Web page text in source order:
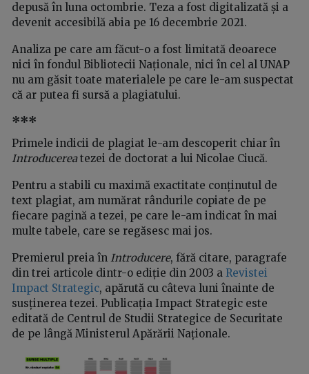
depusă în luna octombrie. Teza a fost digitalizată și a
devenit accesibilă abia pe 16 decembrie 2021.
Analiza pe care am făcut-o a fost limitată deoarece
nici în fondul Bibliotecii Naționale, nici în cel al UNAP
nu am găsit toate materialele pe care le-am suspectat
că ar putea fi sursă a plagiatului.
***
Primele indicii de plagiat le-am descoperit chiar în
Introducereatezei de doctorat a lui Nicolae Ciucă.
Pentru a stabili cu maximă exactitate conținutul de
text plagiat, am numărat rândurile copiate de pe
fiecare pagină a tezei, pe care le-am indicat în mai
multe tabele, care se regăsesc mai jos.
Premierul preia în Introducere, fără citare, paragrafe
din trei articole dintr-o ediție din 2003 a Revistei
Impact Strategic, apărută cu câteva luni înainte de
susținerea tezei. Publicația Impact Strategic este
editată de Centrul de Studii Strategice de Securitate
de pe lângă Ministerul Apărării Naționale.